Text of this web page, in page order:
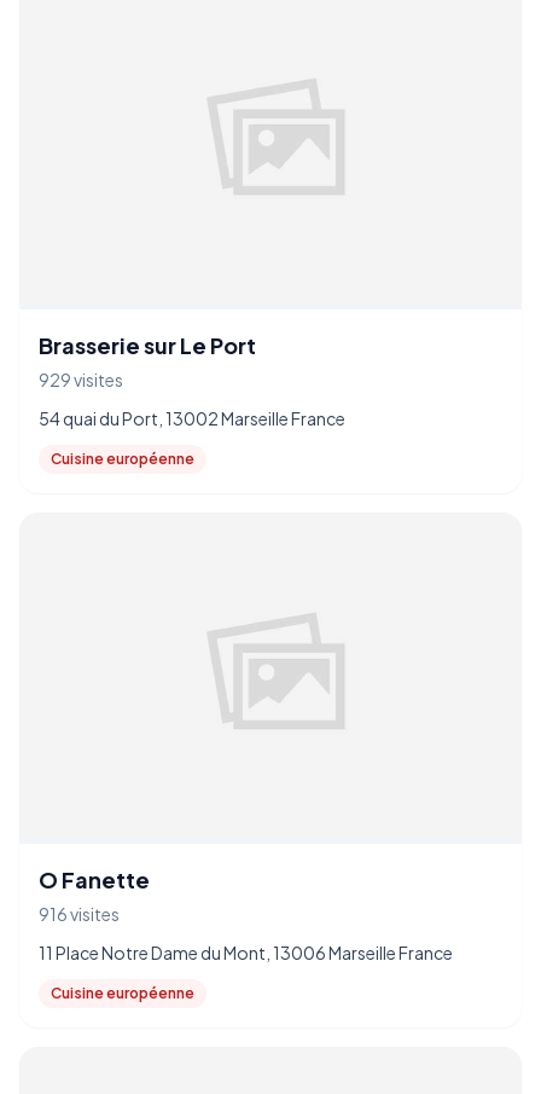
Brasserie sur Le Port
929 visites
54 quai du Port, 13002 Marseille France
Cuisine européenne
O Fanette
916 visites
11 Place Notre Dame du Mont, 13006 Marseille France
Cuisine européenne